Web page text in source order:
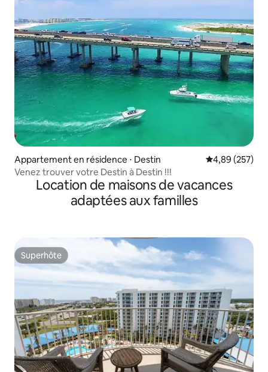
Appartement en résidence ⋅ Destin Évaluation
4,89 (257)
Venez trouver votre Destin à Destin !!!
Location de maisons de vacances
adaptées aux familles
Superhôte
Superhôte